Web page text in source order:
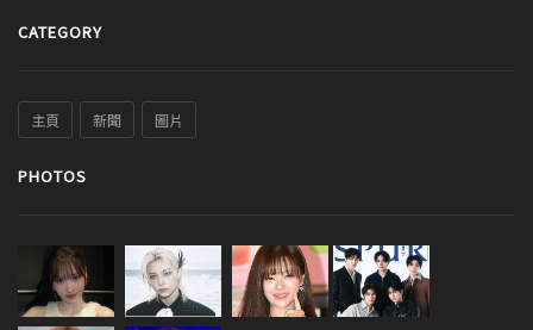
CATEGORY
主頁 新聞 圖片
PHOTOS